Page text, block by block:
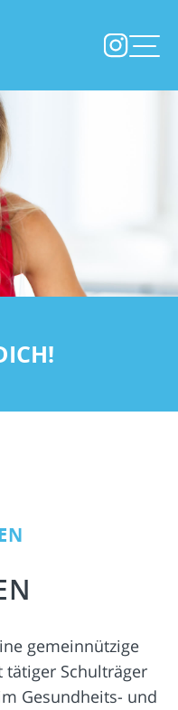
gemeinnützige
tätiger Schulträger
Gesundheits- und